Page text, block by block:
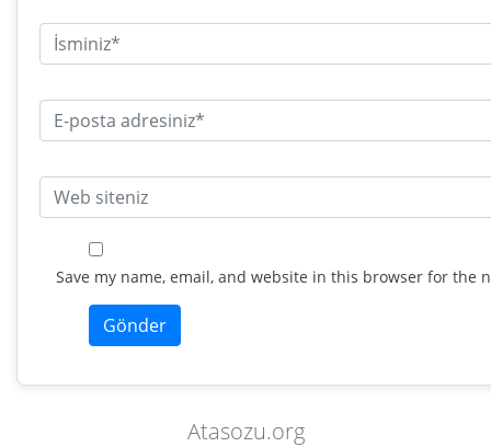
Save my name, email, and website in this browser for the
Atasozu.org